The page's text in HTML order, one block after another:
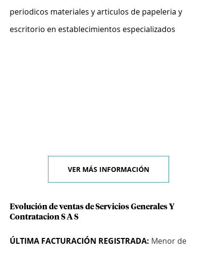
periodicos materiales y articulos de papeleria y
escritorio en establecimientos especializados
VER MÁS INFORMACIÓN
Evolución de ventas de Servicios Generales Y
Contratacion S A S
ÚLTIMA FACTURACIÓN REGISTRADA: Menor de